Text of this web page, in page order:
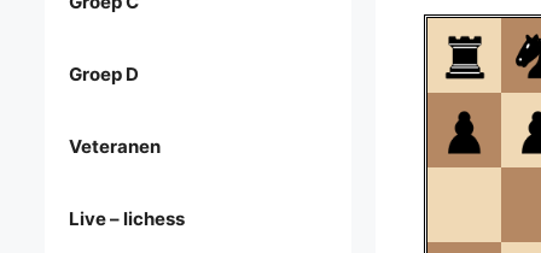
Groep D
Veteranen
Live – lichess